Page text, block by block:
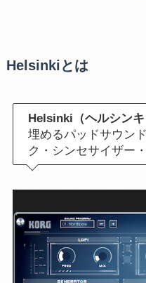
Helsinkiとは
Helsinki（ヘルシンキ
埋めるパッドサウン
ク・シンセサイザー